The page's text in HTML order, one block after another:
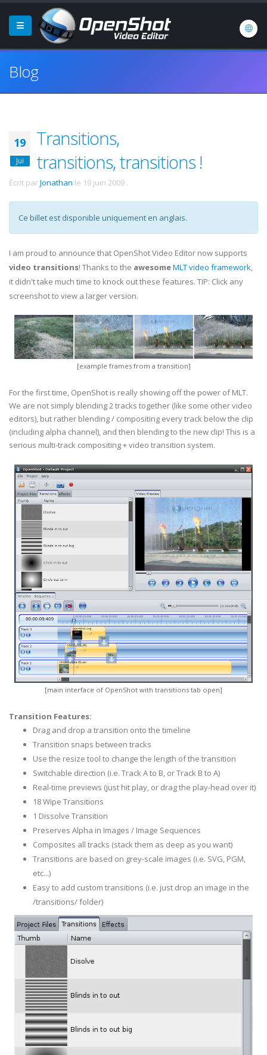
Blog
19
Jui
Transitions,
transitions, transitions !
Écrit parJonathan le 19 juin 2009 .
Ce billet est disponible uniquement en anglais.
I am proud to announce that OpenShot Video Editor now supports
video transitions! Thanks to the awesomeMLT video framework,
it didn't take much time to knock out these features. TIP: Click any
screenshot to view a larger version.
[example frames from a transition]
For the first time, OpenShot is really showing off the power of MLT.
We are not simply blending 2 tracks together (like some other video
editors), but rather blending / compositing every track below the clip
(including alpha channel), and then blending to the new clip! This is a
serious multi-track compositing + video transition system.
[main interface of OpenShot with transitions tab open]
Transition Features:
Drag and drop a transition onto the timeline
Transition snaps between tracks
Use the resize tool to change the length of the transition
Switchable direction (i.e. Track A to B, or Track B to A)
Real-time previews (just hit play, or drag the play-head over it)
18 Wipe Transitions
1 Dissolve Transition
Preserves Alpha in Images / Image Sequences
Composites all tracks (stack them as deep as you want)
Transitions are based on grey-scale images (i.e. SVG, PGM,
etc...)
Easy to add custom transitions (i.e. just drop an image in the
/transitions/ folder)